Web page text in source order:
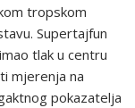
tropskom
Supertajfun
tlak u centru
mjerenja na
pokazatelja